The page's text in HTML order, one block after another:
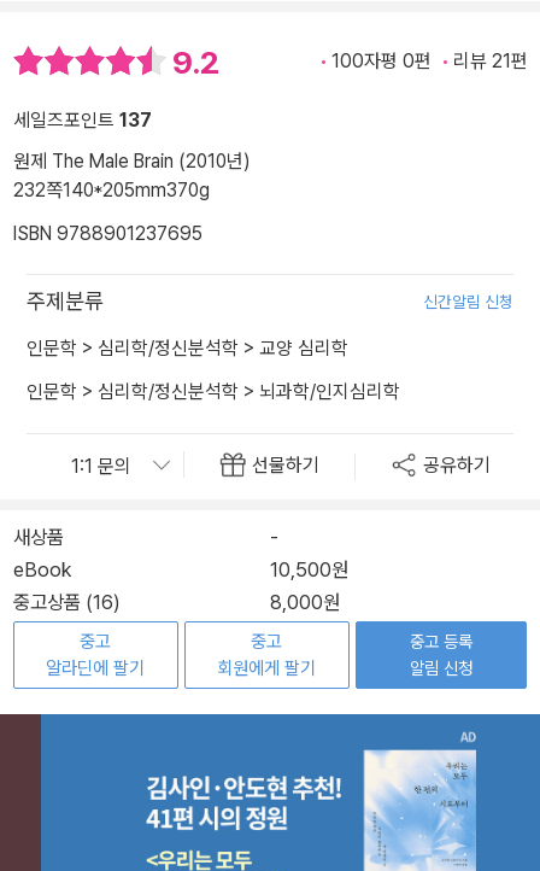
9.2 100자평 0편 리뷰 21편
세일즈포인트 137
원제 The Male Brain (2010년)
232쪽140*205mm370g
ISBN 9788901237695
주제분류 신간알림 신청
인문학 > 심리학/정신분석학 > 교양 심리학
인문학 > 심리학/정신분석학 > 뇌과학/인지심리학
선물하기 공유하기
새상품
-
eBook
10,500원
중고상품 (16)
8,000원
중고
알라딘에 팔기
중고
회원에게 팔기
중고 등록
알림 신청